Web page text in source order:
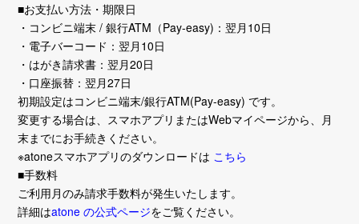
■お支払い方法・期限日
・コンビニ端末 / 銀行ATM（Pay-easy)：翌月10日
・電子バーコード：翌月10日
・はがき請求書：翌月20日
・口座振替：翌月27日
初期設定はコンビニ端末/銀行ATM(Pay-easy) です。
変更する場合は、スマホアプリまたはWebマイページから、月
末までにお手続きください。
※atoneスマホアプリのダウンロードは こちら
■手数料
ご利用月のみ請求手数料が発生いたします。
詳細はatone の公式ページをご覧ください。